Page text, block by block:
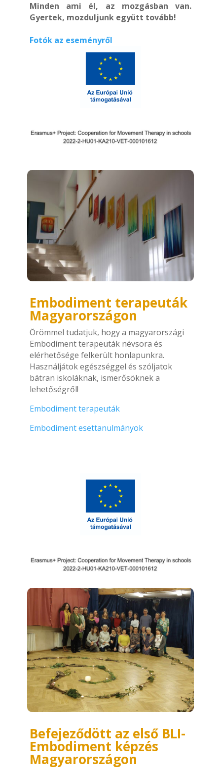
Minden ami él, az mozgásban van.
Gyertek, mozduljunk együtt tovább!
Fotók az eseményről
Embodiment terapeuták
Magyarországon
Örömmel tudatjuk, hogy a magyarországi
Embodiment terapeuták névsora és
elérhetősége felkerült honlapunkra.
Használjátok egészséggel és szóljatok
bátran iskoláknak, ismerősöknek a
lehetőségről!
Embodiment terapeuták
Embodiment esettanulmányok
Befejeződött az első BLI-
Embodiment képzés
Magyarországon